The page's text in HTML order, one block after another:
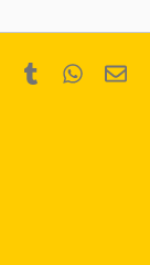
Pinterest
Tumblr